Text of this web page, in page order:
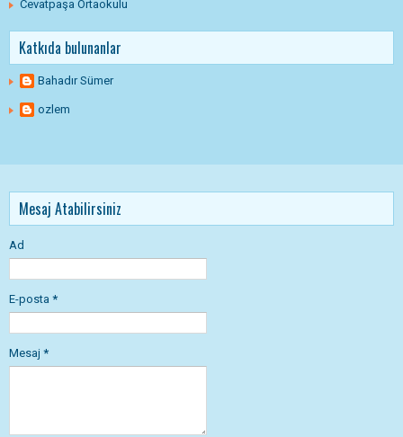
Cevatpaşa Ortaokulu
Katkıda bulunanlar
Bahadır Sümer
ozlem
Mesaj Atabilirsiniz
Ad
E-posta *
Mesaj *